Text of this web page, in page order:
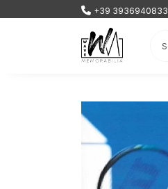
+39 3936940833